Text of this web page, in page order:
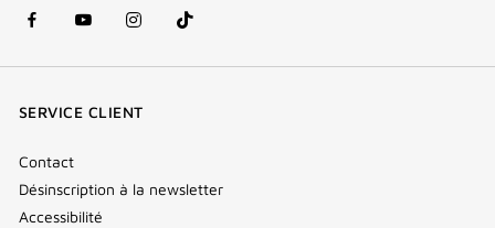
facebook
(nouvelle
youtube
(nouvelle
instagram
(nouvelle
Tik
Tok
SERVICE CLIENT
Contact
Désinscription à la newsletter
Accessibilité